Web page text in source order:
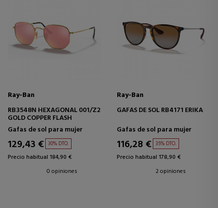
Ray-Ban
RB3548N HEXAGONAL 001/Z2
GOLD COPPER FLASH
Gafas de sol para mujer
129,43 € 30% DTO.
Precio habitual 184,90 €
0 opiniones
Ray-Ban
GAFAS DE SOL RB4171 ERIKA
Gafas de sol para mujer
116,28 € 35% DTO.
Precio habitual 178,90 €
2 opiniones